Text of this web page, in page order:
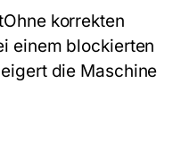
korrekten
einem blockierten
die Maschine